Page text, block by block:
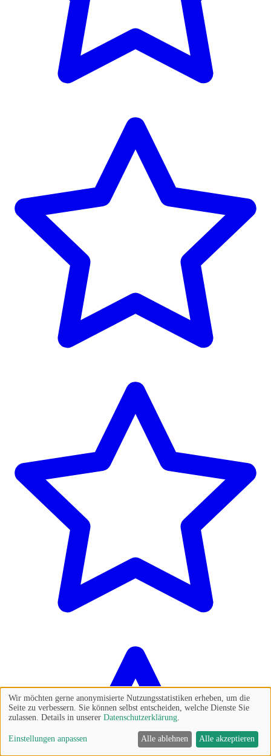
Wir möchten gerne anonymisierte Nutzungsstatistiken erheben, um die
Seite zu verbessern. Sie können selbst entscheiden, welche Dienste Sie
zulassen. Details in unserer Datenschutzerklärung
Einstellungen anpassen Alle ablehnen Alle akzeptieren